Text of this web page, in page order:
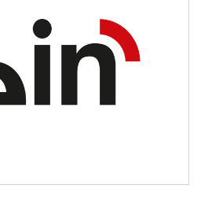
CEIN
empresarial